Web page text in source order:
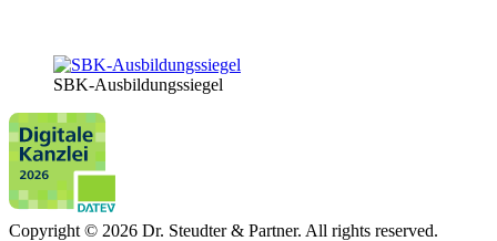
SBK-Ausbildungssiegel
Copyright © 2026 Dr. Steudter & Partner. All rights reserved.